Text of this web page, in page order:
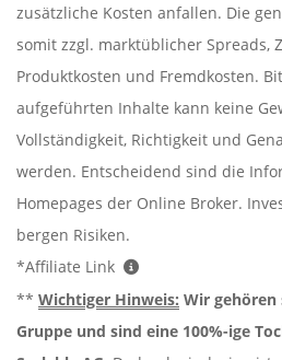
zusätzliche Kosten anfallen. Die
somit zzgl. marktüblicher Spreads,
Produktkosten und Fremdkosten.
aufgeführten Inhalte kann keine
Vollständigkeit, Richtigkeit und
werden. Entscheidend sind die
Homepages der Online Broker.
bergen Risiken.
*Affiliate Link
** Wichtiger Hinweis: Wir gehören
Gruppe und sind eine 100%-ige